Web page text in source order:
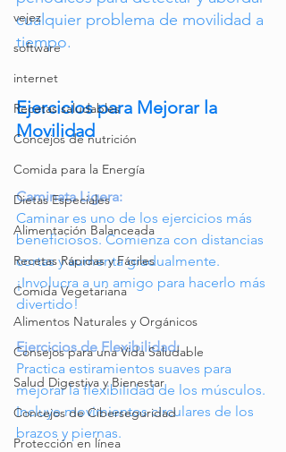
vejez
software
internet
Recetas saludables
Concejos de nutrición
Comida para la Energía
Dietas Especiales
Alimentación Balanceada
Recetas Rápidas y Fáciles
Comida Vegetariana
Alimentos Naturales y Orgánicos
Consejos para una Vida Saludable
Salud Digestiva y Bienestar
Concejos de Ciberseguridad
Protección en línea
cualquier problema de movilidad a
tiempo.
Ejercicios para Mejorar la
Movilidad
Caminata Ligera:
Caminar es uno de los ejercicios más
beneficiosos. Comienza con distancias
cortas y aumenta gradualmente.
¡Involucra a un amigo para hacerlo más
divertido!
Ejercicios de Flexibilidad:
Practica estiramientos suaves para
mejorar la flexibilidad de los músculos.
Incluye movimientos circulares de los
brazos y piernas.